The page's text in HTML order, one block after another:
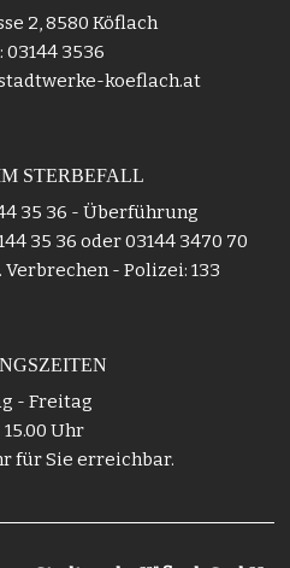
2, 8580 Köflach
03144 3536
koeflach.at
STERBEFALL
35 36 - Überführung
35 36 oder 03144 3470 70
- Polizei: 133
- Freitag
15.00 Uhr
für Sie erreichbar.